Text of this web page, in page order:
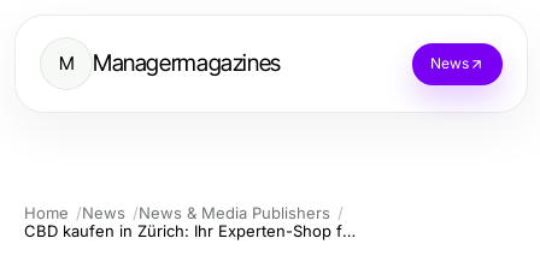
M Managermagazines News
Home News
News & Media Publishers
CBD kaufen in Zürich: Ihr Experten-Shop für hochwertige CBD-Produkte